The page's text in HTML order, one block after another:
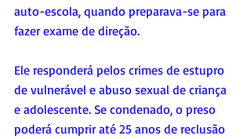
auto-escola, quando preparava-se para
fazer exame de direção.
Ele responderá pelos crimes de estupro
de vulnerável e abuso sexual de criança
e adolescente. Se condenado, o preso
poderá cumprir até 25 anos de reclusão